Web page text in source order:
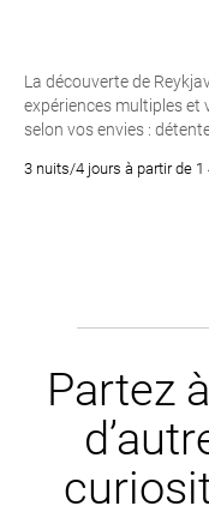
La découverte de
expériences multiples et
selon vos envies :
3 nuits/4 jours à partir de 1
Partez